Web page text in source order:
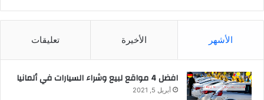
الأشهر الأخيرة تعليقات
افضل 4 مواقع لبيع وشراء السيارات في ألمانيا
أبريل 5, 2021